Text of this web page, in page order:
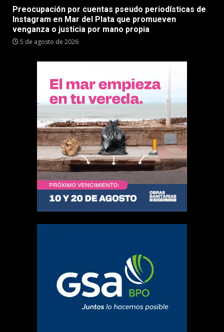
Preocupación por cuentas pseudo periodísticas de
Instagram en Mar del Plata que promueven
venganza o justicia por mano propia
5 de agosto de 2026